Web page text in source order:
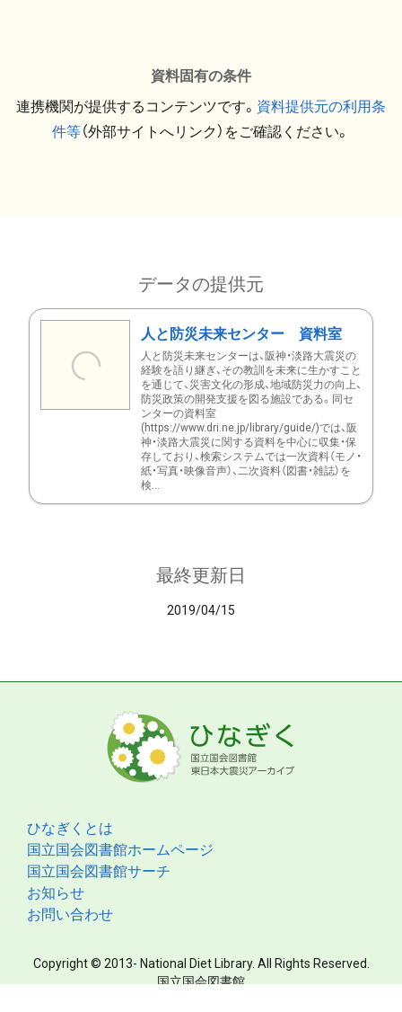
資料固有の条件
連携機関が提供するコンテンツです。 資料提供元の利用条
件等（外部サイトへリンク）をご確認ください。
データの提供元
人と防災未来センター 資料室
人と防災未来センターは、阪神・淡路大震災の
経験を語り継ぎ、その教訓を未来に生かすこと
を通じて、災害文化の形成、地域防災力の向上、
防災政策の開発支援を図る施設である。同セ
ンターの資料室
(https://www.dri.ne.jp/library/guide/)では、阪
神・淡路大震災に関する資料を中心に収集・保
存しており、検索システムでは一次資料（モノ・
紙・写真・映像音声）、二次資料（図書・雑誌）を
検...
最終更新日
2019/04/15
ひなぎくとは
国立国会図書館ホームページ
国立国会図書館サーチ
お知らせ
お問い合わせ
Copyright © 2013- National Diet Library. All Rights Reserved.